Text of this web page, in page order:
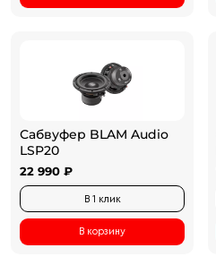
Сабвуфер BLAM Audio
LSP20
22 990 ₽
В 1 клик
В корзину